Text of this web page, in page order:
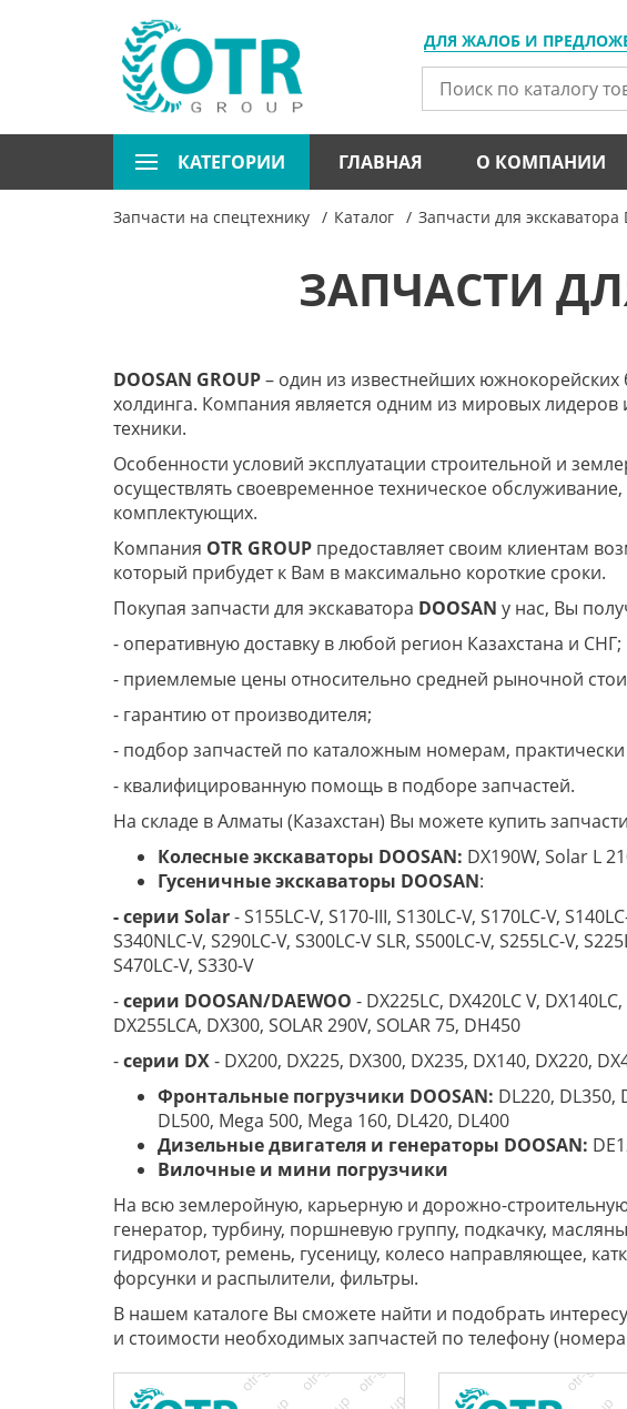
ДЛЯ ЖАЛОБ И
КАТЕГОРИИ ГЛАВНАЯ О КОМПАНИИ
Запчасти на спецтехнику Каталог Запчасти для экскаватора
ЗАПЧАСТИ
DOOSAN GROUP– один из известнейших
холдинга. Компания является одним из мировых
техники.
Особенности условий эксплуатации строительной и
осуществлять своевременное техническое
комплектующих.
Компания OTR GROUP предоставляет своим клиентам
который прибудет к Вам в максимально короткие сроки.
Покупая запчасти для экскаватора DOOSAN у нас, Вы
- оперативную доставку в любой регион Казахстана и СНГ;
- приемлемые цены относительно средней рыночной
- гарантию от производителя;
- подбор запчастей по каталожным номерам,
- квалифицированную помощь в подборе запчастей.
На складе в Алматы (Казахстан) Вы можете купить
Колесные экскаваторы DOOSAN: DX190W, Solar L
Гусеничныеэкскаваторы DOOSAN:
-серии Solar- S155LC-V, S170-III, S130LC-V, S170LC-V,
S340NLC-V, S290LC-V, S300LC-V SLR, S500LC-V, S255LC-V,
S470LC-V, S330-V
-серии DOOSAN/DAEWOO - DX225LC, DX420LC V,
DX255LCA, DX300, SOLAR 290V, SOLAR 75, DH450
-серии DX- DX200, DX225, DX300, DX235, DX140, DX220,
Фронтальные погрузчики DOOSAN: DL220, DL350,
DL500, Mega 500, Mega 160, DL420, DL400
Дизельные двигателя и генераторы DOOSAN:
Вилочные и мини погрузчики
На всю землеройную, карьерную и дорожно-
генератор, турбину, поршневую группу, подкачку,
гидромолот, ремень, гусеницу, колесо направляющее,
форсунки и распылители, фильтры.
В нашем каталоге Вы сможете найти и подобрать
и стоимости необходимых запчастей по телефону